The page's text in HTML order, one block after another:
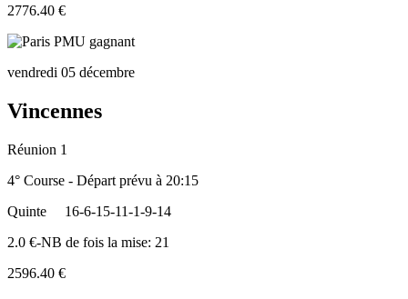
2776.40 €
vendredi 05 décembre
Vincennes
Réunion 1
4° Course - Départ prévu à 20:15
Quinte
16-6-15-11-1-9-14
2.0 €-NB de fois la mise: 21
2596.40 €